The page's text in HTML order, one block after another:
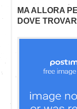
MA ALLORA
DOVE